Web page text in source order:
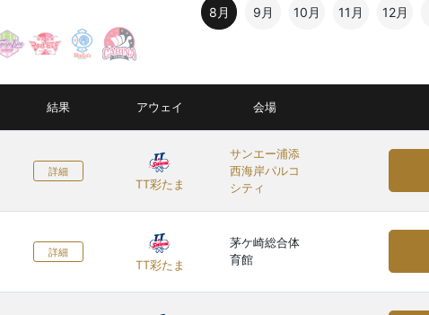
8月 9月 10月 11月 12月
結果 アウェイ 会場
詳細
TT彩たま
サンエー浦添
西海岸パルコ
シティ
詳細
TT彩たま
茅ケ崎総合体
育館